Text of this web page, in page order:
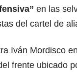
en las
del cartel de
Iván Mordisco
frente ubicado